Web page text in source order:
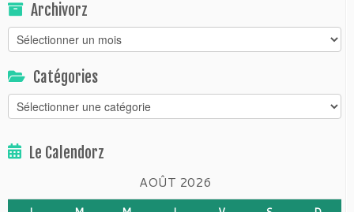
Archivorz
Archivorz
Catégories
Catégories
Le Calendorz
AOÛT 2026